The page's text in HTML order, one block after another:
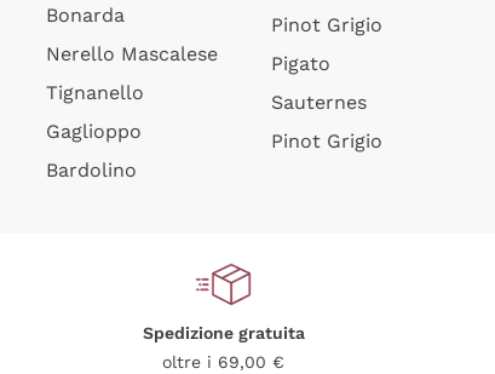
Bonarda
Nerello Mascalese
Tignanello
Gaglioppo
Bardolino
Pinot Grigio
Pigato
Sauternes
Pinot Grigio
Spedizione gratuita
oltre i 69,00 €